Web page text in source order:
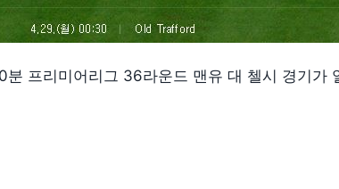
프리미어리그 36라운드 맨유 대 첼시 경기가